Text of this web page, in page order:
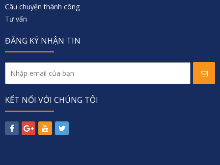
Câu chuyện thành công
Tư vấn
ĐĂNG KÝ NHẬN TIN
KẾT NỐI VỚI CHÚNG TÔI